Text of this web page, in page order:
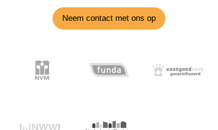
Neem contact met ons op